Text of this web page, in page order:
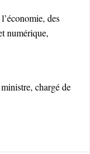
des
numérique,
chargé de